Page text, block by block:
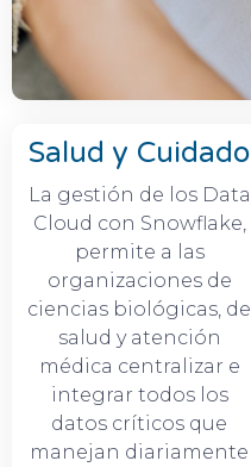
Salud y Cuidado
La gestión de los Data
Cloud con Snowflake,
permite a las
organizaciones de
ciencias biológicas, de
salud y atención
médica centralizar e
integrar todos los
datos críticos que
manejan diariamente